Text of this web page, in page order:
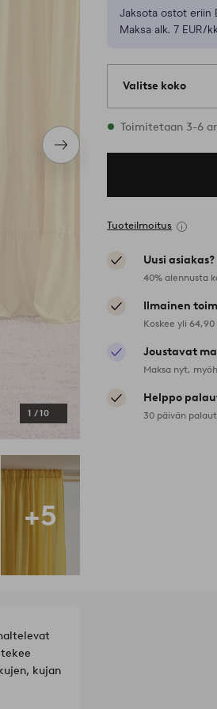
Seuraava
tuote
1 /10
Jaksota ostot eriin
Maksa alk. 7 EUR/
Valitse koko
1 varastossa
Toimitetaan 3-6
Tuoteilmoitus
Uusi asiakas?
40% alennusta
Ilmainen
Koskee yli
Joustavat
Maksa nyt,
Helppo
30 päivän
+5
kujan